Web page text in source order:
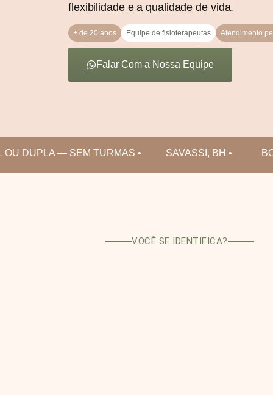
flexibilidade e a qualidade de vida.
+ de 20 anos Equipe de fisioterapeutas Atendimento
Falar Com a Nossa Equipe
DUPLA — SEM TURMAS • SAVASSI, BH •
VOCÊ SE IDENTIFICA?